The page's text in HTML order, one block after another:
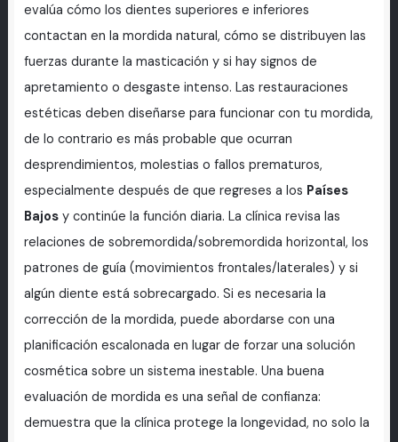
evalúa cómo los dientes superiores e inferiores
contactan en la mordida natural, cómo se distribuyen las
fuerzas durante la masticación y si hay signos de
apretamiento o desgaste intenso. Las restauraciones
estéticas deben diseñarse para funcionar con tu mordida,
de lo contrario es más probable que ocurran
desprendimientos, molestias o fallos prematuros,
especialmente después de que regreses a los Países
Bajosy continúe la función diaria. La clínica revisa las
relaciones de sobremordida/sobremordida horizontal, los
patrones de guía (movimientos frontales/laterales) y si
algún diente está sobrecargado. Si es necesaria la
corrección de la mordida, puede abordarse con una
planificación escalonada en lugar de forzar una solución
cosmética sobre un sistema inestable. Una buena
evaluación de mordida es una señal de confianza:
demuestra que la clínica protege la longevidad, no solo la